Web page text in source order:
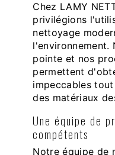
Chez LAMY
privilégions
nettoyage
l'environnement.
pointe et nos
permettent
impeccables
des matériaux
Une équipe de
compétents
Notre équipe de